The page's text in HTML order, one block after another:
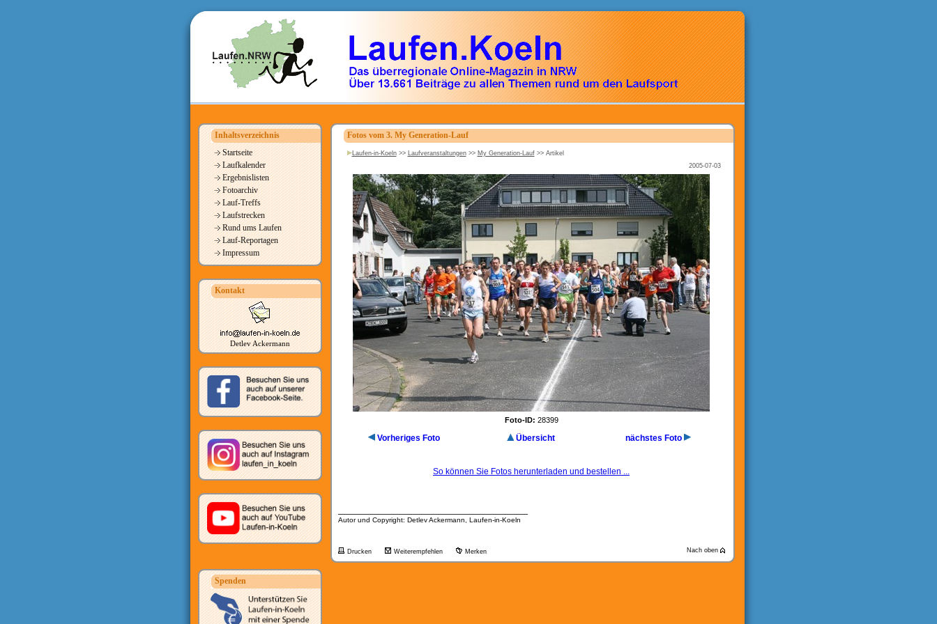
Inhaltsverzeichnis
Startseite
Laufkalender
Ergebnislisten
Fotoarchiv
Lauf-Treffs
Laufstrecken
Rund ums Laufen
Lauf-Reportagen
Impressum
Kontakt
Detlev Ackermann
Spenden
Fotos vom 3. My Generation-Lauf
Laufen-in-Koeln>> Laufveranstaltungen>> My Generation-Lauf>> Artikel
2005-07-03
Foto-ID: 28399
Vorheriges Foto Übersicht nächstes Foto
So können Sie Fotos herunterladen und bestellen ...
Autor und Copyright: Detlev Ackermann, Laufen-in-Koeln
Drucken Weiterempfehlen Merken Nach oben